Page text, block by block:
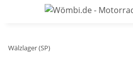
Wälzlager (SP)